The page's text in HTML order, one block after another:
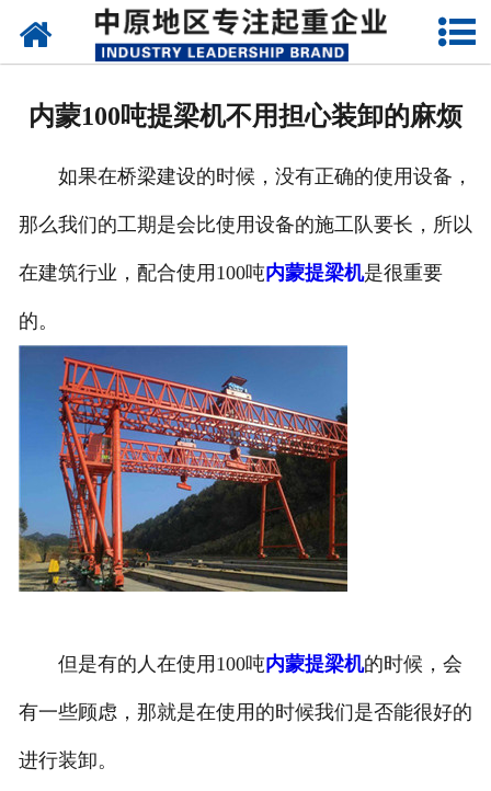
网站首页
联系我们
内蒙100吨提梁机不用担心装卸的麻烦
如果在桥梁建设的时候，没有正确的使用设备，
那么我们的工期是会比使用设备的施工队要长，所以
在建筑行业，配合使用100吨内蒙提梁机是很重要
的。
但是有的人在使用100吨内蒙提梁机的时候，会
有一些顾虑，那就是在使用的时候我们是否能很好的
进行装卸。